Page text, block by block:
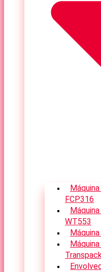
FCP316
WT553